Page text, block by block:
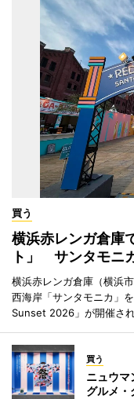
買う
横浜赤レンガ倉庫
ト」 サンタモニ
横浜赤レンガ倉庫（横浜
西海岸「サンタモニカ」
Sunset 2026」が開催され
買う
ニュウ
グルメ・